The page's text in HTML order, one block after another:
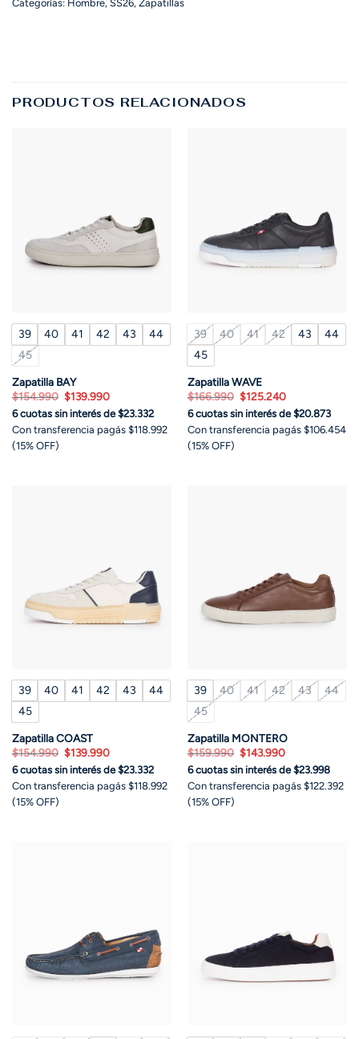
Categorías: Hombre, SS26, Zapatillas
PRODUCTOS RELACIONADOS
39 40 41 42 43
44
45
Zapatilla BAY
$154.990 El
precio
original
era:
$154.990.
$139.990El
precio
actual
es:
$139.990.
6 cuotas sin interés de $23.332
Con transferencia pagás $118.992
(15% OFF)
39 40 41 42 43
44
45
Zapatilla WAVE
$166.990 El
precio
original
era:
$166.990.
$125.240El
precio
actual
es:
$125.240.
6 cuotas sin interés de $20.873
Con transferencia pagás $106.454
(15% OFF)
39 40 41 42 43
44
45
Zapatilla COAST
$154.990 El
precio
original
era:
$154.990.
$139.990El
precio
actual
es:
$139.990.
6 cuotas sin interés de $23.332
Con transferencia pagás $118.992
(15% OFF)
39 40 41 42 43
44
45
Zapatilla MONTERO
$159.990 El
precio
original
era:
$159.990.
$143.990El
precio
actual
es:
$143.990.
6 cuotas sin interés de $23.998
Con transferencia pagás $122.392
(15% OFF)